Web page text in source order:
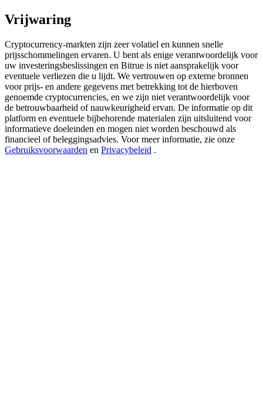
USDT New User Exclusive 10% APR
USDT Flexible Staking | Daily Rewards
New Listing Futures Fest
Trade New Futures, Win 200,000 USDT
Vrijwaring
Cryptocurrency-markten zijn zeer volatiel en kunnen snelle
prijsschommelingen ervaren. U bent als enige verantwoordelijk voor
uw investeringsbeslissingen en Bitrue is niet aansprakelijk voor
eventuele verliezen die u lijdt. We vertrouwen op externe bronnen
voor prijs- en andere gegevens met betrekking tot de hierboven
genoemde cryptocurrencies, en we zijn niet verantwoordelijk voor
de betrouwbaarheid of nauwkeurigheid ervan. De informatie op dit
platform en eventuele bijbehorende materialen zijn uitsluitend voor
informatieve doeleinden en mogen niet worden beschouwd als
financieel of beleggingsadvies. Voor meer informatie, zie onze
Gebruiksvoorwaarden en Privacybeleid .